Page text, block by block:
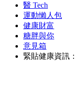
醫 Tech
運動懶人包
健康財富
糖胖與你
意見箱
緊貼健康資訊：